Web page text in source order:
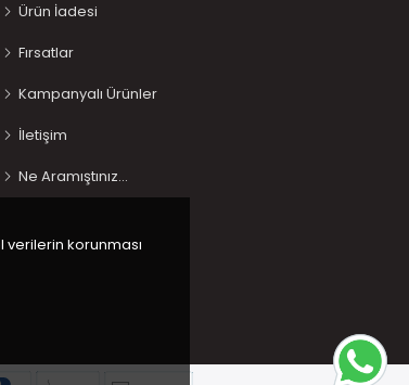
Ürün İadesi
Fırsatlar
Kampanyalı Ürünler
İletişim
Ne Aramıştınız…
verilerin korunması